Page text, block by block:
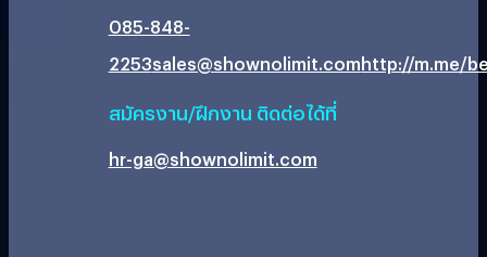
085-848-
2253sales@shownolimit.comhttp://m.me/
สมัครงาน/ฝึกงาน ติดต่อได้ที่
hr-ga@shownolimit.com